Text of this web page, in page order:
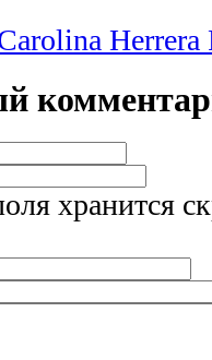
Herrera
хранится